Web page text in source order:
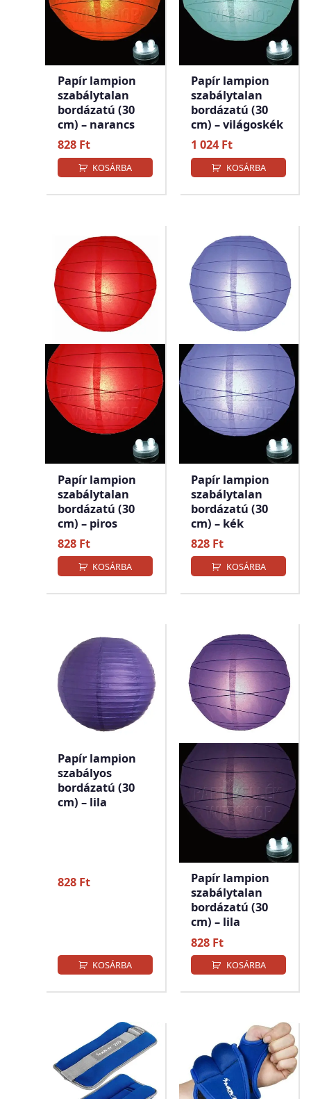
Papír lampion
szabálytalan
bordázatú (30
cm) – narancs
828 Ft
KOSÁRBA
Papír lampion
szabálytalan
bordázatú (30
cm) – világoskék
1 024Ft
KOSÁRBA
Papír lampion
szabálytalan
bordázatú (30
cm) – piros
828 Ft
KOSÁRBA
Papír lampion
szabálytalan
bordázatú (30
cm) – kék
828 Ft
KOSÁRBA
Papír lampion
szabályos
bordázatú (30
cm) – lila
828 Ft
KOSÁRBA
Papír lampion
szabálytalan
bordázatú (30
cm) – lila
828 Ft
KOSÁRBA